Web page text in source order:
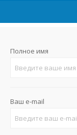
Полное имя
Ваш e-mail